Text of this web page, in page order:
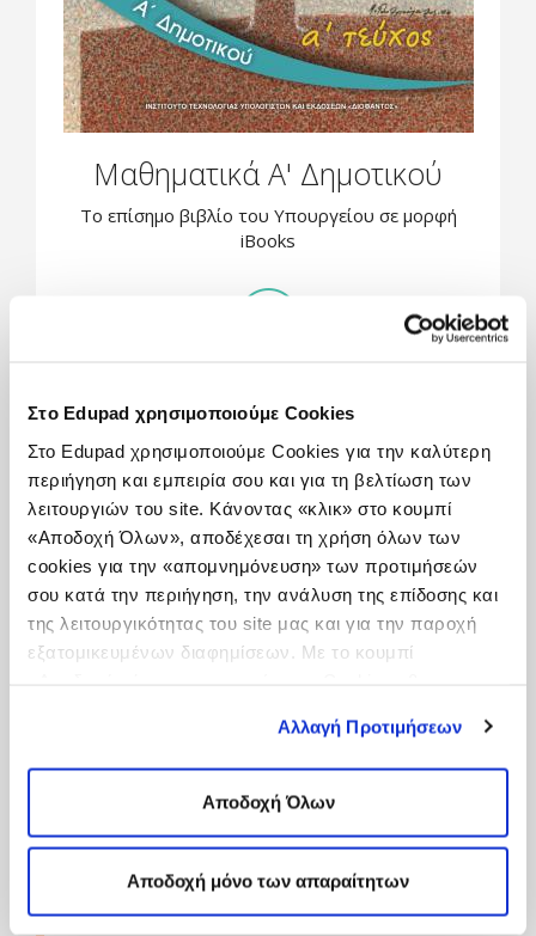
Στο Edupad χρησιμοποιούμε Cookies
Στο Edupad χρησιμοποιούμε Cookies για την καλύτερη
περιήγηση και εμπειρία σου και για τη βελτίωση των
λειτουργιών του site. Κάνοντας «κλικ» στο κουμπί
«Αποδοχή Όλων», αποδέχεσαι τη χρήση όλων των
cookies για την «απομνημόνευση» των προτιμήσεών
σου κατά την περιήγηση, την ανάλυση της επίδοσης και
της λειτουργικότητας του site μας και για την παροχή
εξατομικευμένων διαφημίσεων. Με το κουμπί
site cookies. Ενημερώσου για την Πολιτική
CookiesΕδώκαι τους διαφορετικούς τύπους Cookies
επιλέγοντας «Ρυθμίσεις Cookies», και τροποποίησε ανά
Αλλαγή Προτιμήσεων
Αποδοχή Όλων
Αποδοχή μόνο των απαραίτητων
Μαθηματικά Α' Δημοτικού
Το επίσημο βιβλίο του Υπουργείου σε μορφή
iBooks
Κωστής Λιάκος
Share This
είναι ταξινομημένες κατά περιεχόμενο σε τρεις
περιόδους.
1η ΠΕΡΙΟΔΟΣ